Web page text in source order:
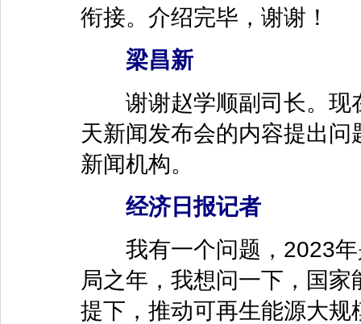
衔接。介绍完毕，谢谢！
梁昌新
谢谢赵学顺副司长。现
天新闻发布会的内容提出
新闻机构。
经济日报记者
我有一个问题，2023年
局之年，我想问一下，国
提下，推动可再生能源大规